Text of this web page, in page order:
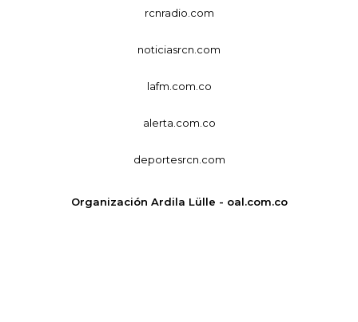
rcnradio.com
noticiasrcn.com
lafm.com.co
alerta.com.co
deportesrcn.com
Organización Ardila Lülle - oal.com.co